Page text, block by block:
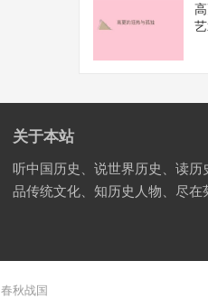
关于本站
听中国历史、说世界历史、读历
品传统文化、知历史人物、尽在
春秋战国